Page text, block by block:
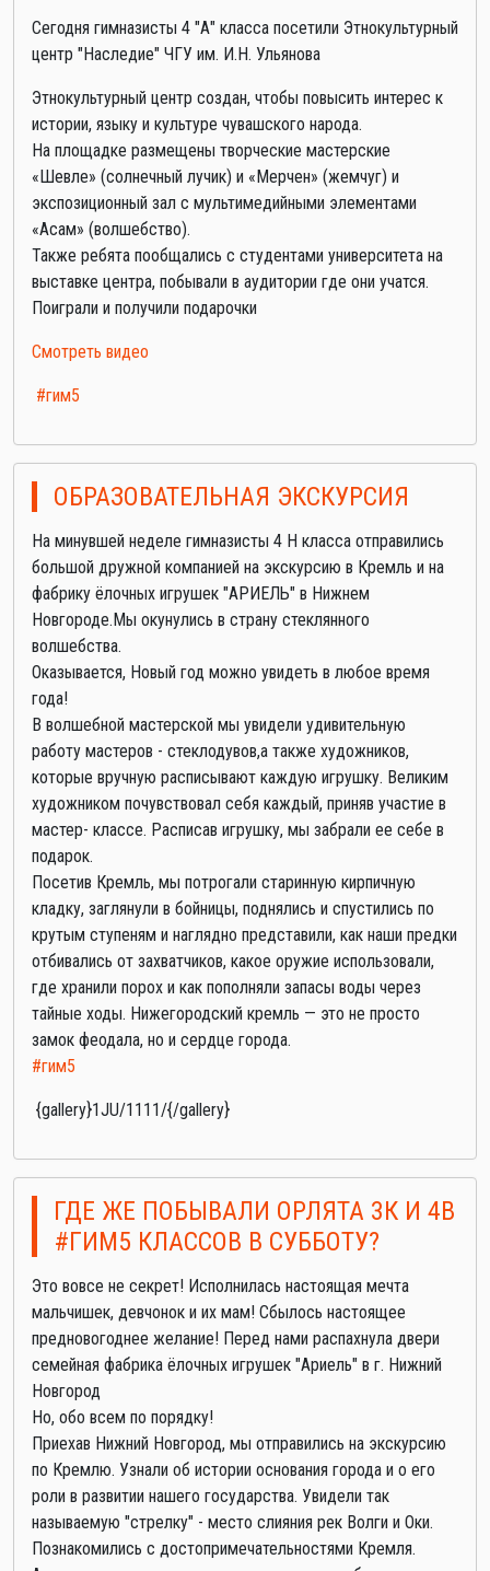
Сегодня гимназисты 4 "А" класса посетили Этнокультурный
центр "Наследие" ЧГУ им. И.Н. Ульянова
Этнокультурный центр создан, чтобы повысить интерес к
истории, языку и культуре чувашского народа.
На площадке размещены творческие мастерские
«Шевле» (солнечный лучик) и «Мерчен» (жемчуг) и
экспозиционный зал с мультимедийными элементами
«Асам» (волшебство).
Также ребята пообщались с студентами университета на
выставке центра, побывали в аудитории где они учатся.
Поиграли и получили подарочки
Смотреть видео
#гим5
ОБРАЗОВАТЕЛЬНАЯ ЭКСКУРСИЯ
На минувшей неделе гимназисты 4 Н класса отправились
большой дружной компанией на экскурсию в Кремль и на
фабрику ёлочных игрушек "АРИЕЛЬ" в Нижнем
Новгороде.Мы окунулись в страну стеклянного
волшебства.
Оказывается, Новый год можно увидеть в любое время
года!
В волшебной мастерской мы увидели удивительную
работу мастеров - стеклодувов,а также художников,
которые вручную расписывают каждую игрушку. Великим
художником почувствовал себя каждый, приняв участие в
мастер- классе. Расписав игрушку, мы забрали ее себе в
подарок.
Посетив Кремль, мы потрогали старинную кирпичную
кладку, заглянули в бойницы, поднялись и спустились по
крутым ступеням и наглядно представили, как наши предки
отбивались от захватчиков, какое оружие использовали,
где хранили порох и как пополняли запасы воды через
тайные ходы. Нижегородский кремль — это не просто
замок феодала, но и сердце города.
#гим5
{gallery}1JU/1111/{/gallery}
ГДЕ ЖЕ ПОБЫВАЛИ ОРЛЯТА 3К И 4В
#ГИМ5 КЛАССОВ В СУББОТУ?
Это вовсе не секрет! Исполнилась настоящая мечта
мальчишек, девчонок и их мам! Сбылось настоящее
предновогоднее желание! Перед нами распахнула двери
семейная фабрика ёлочных игрушек "Ариель" в г. Нижний
Новгород
Но, обо всем по порядку!
Приехав Нижний Новгород, мы отправились на экскурсию
по Кремлю. Узнали об истории основания города и о его
роли в развитии нашего государства. Увидели так
называемую "стрелку" - место слияния рек Волги и Оки.
Познакомились с достопримечательностями Кремля.